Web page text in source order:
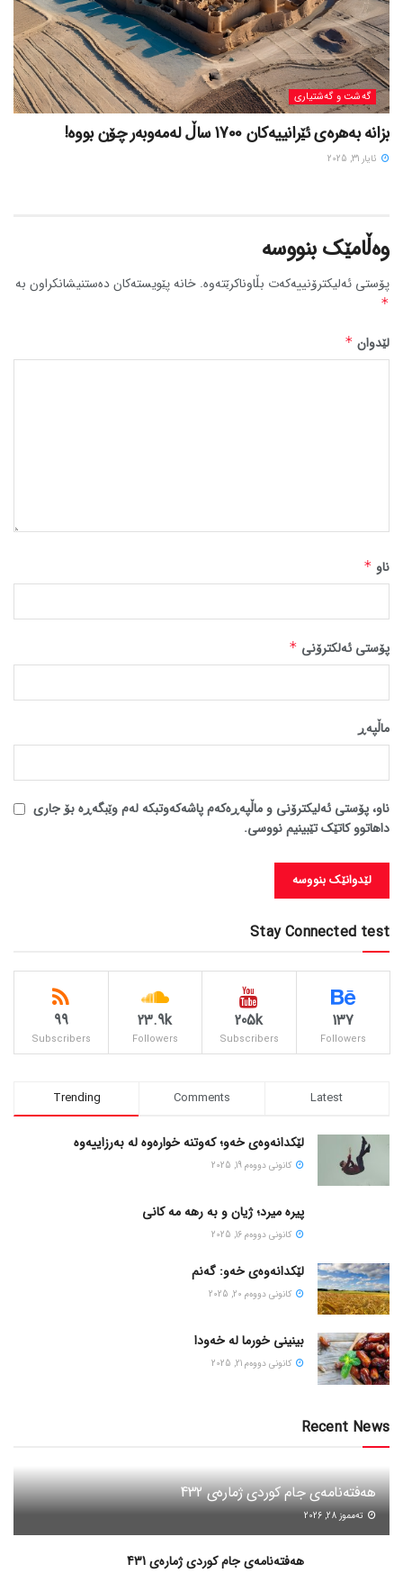
گه‌شت و گه‌شتیاری
بزانه بەهرەی ئێرانییەکان 1700 ساڵ لەمەوبەر چۆن بووه!
ئایار 31, 2025
وەڵامێک بنووسە
پۆستی ئەلیکترۆنییەکەت بڵاوناکرێتەوە. خانە پێویستەکان دەستنیشانکراون بە
*
لێدوان *
ناو *
پۆستی ئەلکترۆنی *
ماڵپه‌ڕ
ناو، پۆستی ئەلیکترۆنی و ماڵپەڕەکەم پاشەکەوتبکە لەم وێبگەڕە بۆ جاری
داهاتوو کاتێک تێبینیم نووسی.
Stay Connected test
137
Followers
205k
Subscribers
23.9k
Followers
99
Subscribers
Trending Comments Latest
لێکدانەوەی خەو؛ کەوتنە خوارەوە لە بەرزاییەوە
كانونی دووه‌م 19, 2025
پیره میرد؛ ژیان و به رهه مه کانی
كانونی دووه‌م 16, 2025
لێکدانەوەی خەو: گەنم
كانونی دووه‌م 20, 2025
بینینی خورما لە خەودا
كانونی دووه‌م 21, 2025
Recent News
هەفتەنامەی جام کوردی ژمارەی 432
ته‌مموز 28, 2026
هەفتەنامەی جام کوردی ژمارەی 431